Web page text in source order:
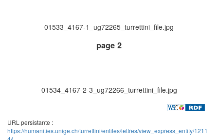
01533_4167-1_ug72265_turrettini_file.jpg
page 2
01534_4167-2-3_ug72266_turrettini_file.jpg
URL persistante :
https://humanities.unige.ch/turrettini/entites/lettres/view_express_entity/1211